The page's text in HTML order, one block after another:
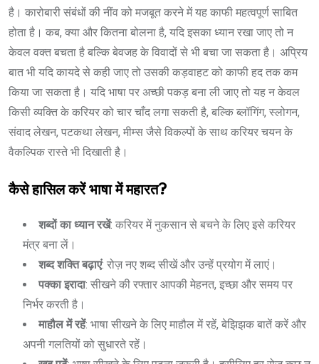
है। कारोबारी संबंधों की नींव को मजबूत करने में यह काफी महत्वपूर्ण साबित
होता है। कब, क्या और कितना बोलना है, यदि इसका ध्यान रखा जाए तो न
केवल वक्त बचता है बल्कि बेवजह के विवादों से भी बचा जा सकता है। अप्रिय
बात भी यदि कायदे से कही जाए तो उसकी कड़वाहट को काफी हद तक कम
किया जा सकता है। यदि भाषा पर अच्छी पकड़ बना ली जाए तो यह न केवल
किसी व्यक्ति के करियर को चार चाँद लगा सकती है, बल्कि ब्लॉगिंग, स्लोगन,
संवाद लेखन, पटकथा लेखन, मीम्स जैसे विकल्पों के साथ करियर चयन के
वैकल्पिक रास्ते भी दिखाती है।
कैसे हासिल करें भाषा में महारत?
शब्दों का ध्यान रखें: करियर में नुकसान से बचने के लिए इसे करियर
मंत्र बना लें।
शब्द शक्ति बढ़ाएं: रोज़ नए शब्द सीखें और उन्हें प्रयोग में लाएं।
पक्का इरादा: सीखने की रफ्तार आपकी मेहनत, इच्छा और समय पर
निर्भर करती है।
माहौल में रहें: भाषा सीखने के लिए माहौल में रहें, बेझिझक बातें करें और
अपनी गलतियों को सुधारते रहें।